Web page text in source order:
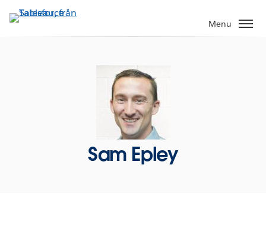
vidare
Menu
Sam Epley